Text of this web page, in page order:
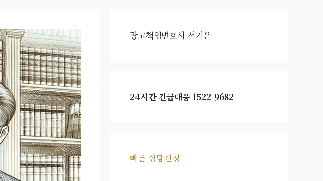
광고책임변호사 서기은
24시간 긴급대응 1522-9682
빠른 상담신청